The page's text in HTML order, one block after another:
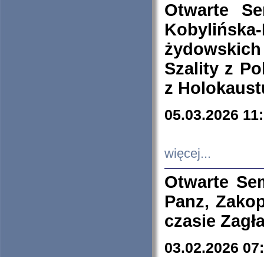
Otwarte
Szality z
z
05.03.2026
więcej...
Otwarte
Panz,
czasie
03.02.2026